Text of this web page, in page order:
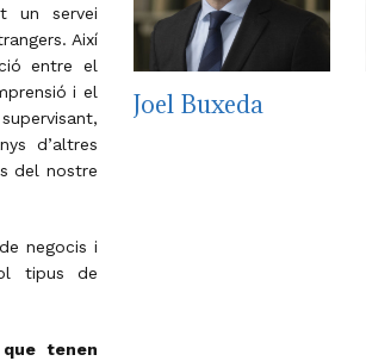
un servei
Així
entre el
i el
d’altres
del nostre
negocis i
tipus de
que tenen
Joel Buxeda